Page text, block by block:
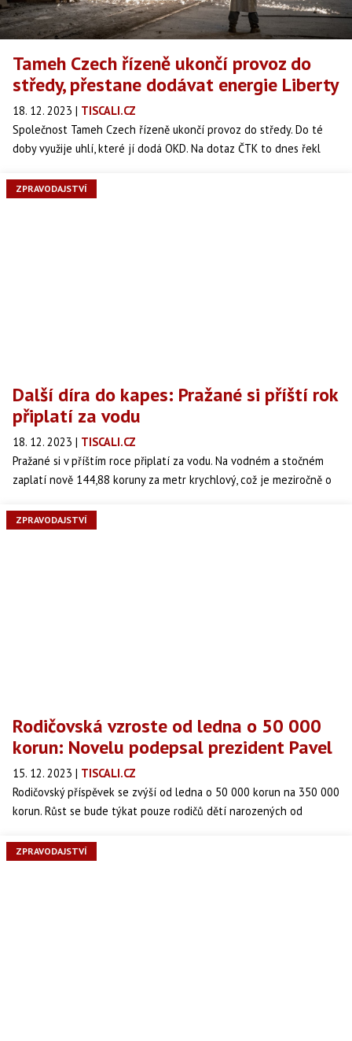
Tameh Czech řízeně ukončí provoz do
středy, přestane dodávat energie Liberty
18. 12. 2023 | TISCALI.CZ
Společnost Tameh Czech řízeně ukončí provoz do středy. Do té
doby využije uhlí, které jí dodá OKD. Na dotaz ČTK to dnes řekl
dodávat energie hutní společnosti Liberty Ostrava. Předseda
ZPRAVODAJSTVÍ
Další díra do kapes: Pražané si příští rok
připlatí za vodu
18. 12. 2023 | TISCALI.CZ
Pražané si v příštím roce připlatí za vodu. Na vodném a stočném
zaplatí nově 144,88 koruny za metr krychlový, což je meziročně o
krychlový. Vyplývá to z dokumentu, který dnes schválili pražští
ZPRAVODAJSTVÍ
Rodičovská vzroste od ledna o 50 000
korun: Novelu podepsal prezident Pavel
15. 12. 2023 | TISCALI.CZ
Rodičovský příspěvek se zvýší od ledna o 50 000 korun na 350 000
korun. Růst se bude týkat pouze rodičů dětí narozených od
jeden rok na tři roky. Změny přinese vládní novela, kterou dnes
ZPRAVODAJSTVÍ